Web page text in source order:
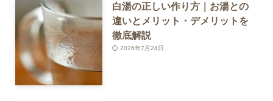
白湯の正しい作り方｜お湯との
違いとメリット・デメリットを
徹底解説
2026年7月24日